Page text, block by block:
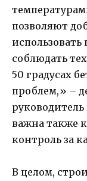
позволяют
соблюдать
50 градусах
проблем,» –
руководитель
важна также
контроль за
В целом,